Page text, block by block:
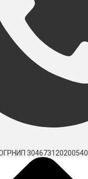
304673120200540